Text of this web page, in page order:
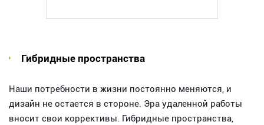
Гибридные пространства
Наши потребности в жизни постоянно меняются, и
дизайн не остается в стороне. Эра удаленной работы
вносит свои коррективы. Гибридные пространства,